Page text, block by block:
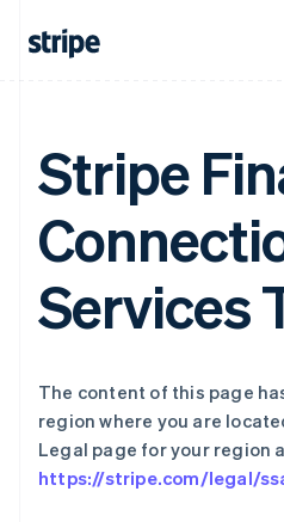
Stripe
Services
The content of this page
region where you are
Legal page for your region
https://stripe.com/legal/
捷克
English
立陶宛
列支敦士登
Deutsch English
FrançaisDeutschEnglish
罗马尼亚
English
马来西亚
English简体中文
美国